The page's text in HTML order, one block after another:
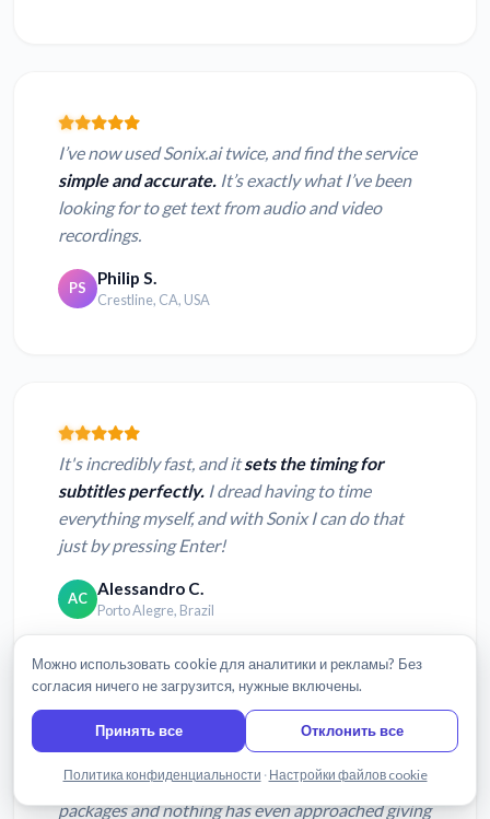
I’ve now used Sonix.ai twice, and find the service
simple and accurate. It’s exactly what I’ve been
looking for to get text from audio and video
recordings.
PS Philip S.
Crestline, CA, USA
It's incredibly fast, and itsets the timing for
subtitles perfectly. I dread having to time
everything myself, and with Sonix I can do that
just by pressing Enter!
AC Alessandro C.
Porto Alegre, Brazil
I've tried several different digital software
packages and nothing has even approached giving
Написать нам
Можно использовать cookie для аналитики и рекламы? Без
согласия ничего не загрузится, нужные включены.
Принять все Отклонить все
Политика конфиденциальности · Настройки файлов cookie